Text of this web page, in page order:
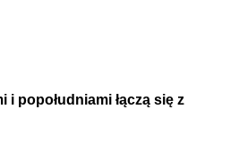
i popołudniami łączą się z